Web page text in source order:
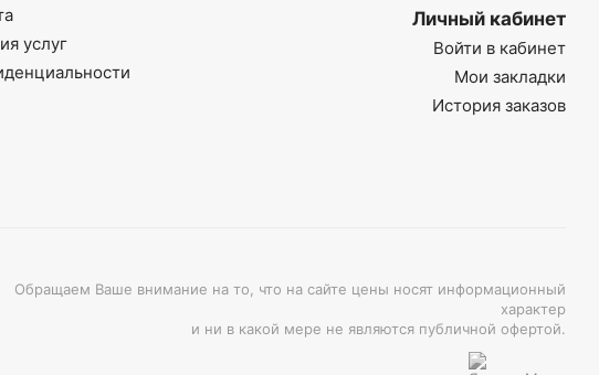
услуг
Личный кабинет
Войти в кабинет
Мои закладки
История заказов
Обращаем Ваше внимание на то, что на сайте цены носят информационный
характер
и ни в какой мере не являются публичной офертой.